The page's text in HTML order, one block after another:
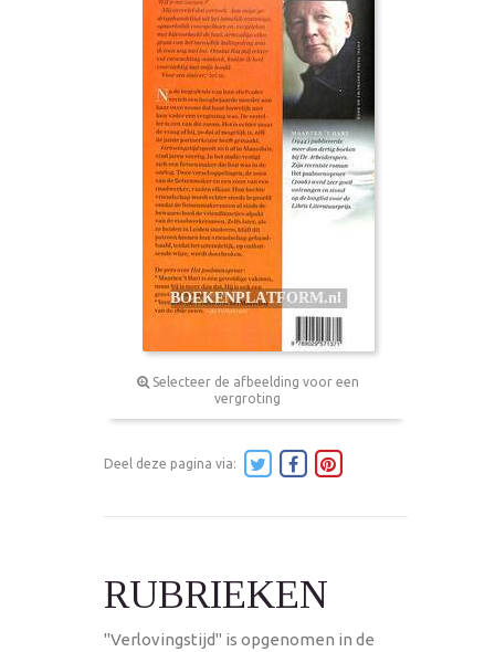
Selecteer de afbeelding voor een
vergroting
Deel deze pagina via:
RUBRIEKEN
"Verlovingstijd" is opgenomen in de